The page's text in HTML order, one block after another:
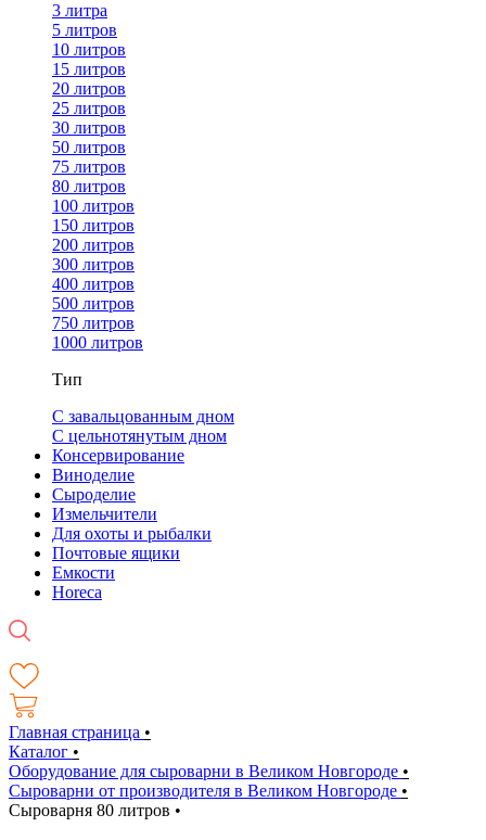
3 литра
5 литров
10 литров
15 литров
20 литров
25 литров
30 литров
50 литров
75 литров
80 литров
100 литров
150 литров
200 литров
300 литров
400 литров
500 литров
750 литров
1000 литров
Тип
С завальцованным дном
С цельнотянутым дном
Консервирование
Виноделие
Сыроделие
Измельчители
Для охоты и рыбалки
Почтовые ящики
Емкости
Horeca
Главная страница •
Каталог •
Оборудование для сыроварни в Великом Новгороде •
Сыроварни от производителя в Великом Новгороде •
Сыроварня 80 литров •